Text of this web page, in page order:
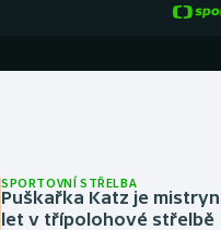
SPORTOVNÍ STŘELBA
Puškařka Katz je
let v třípolohové střelbě